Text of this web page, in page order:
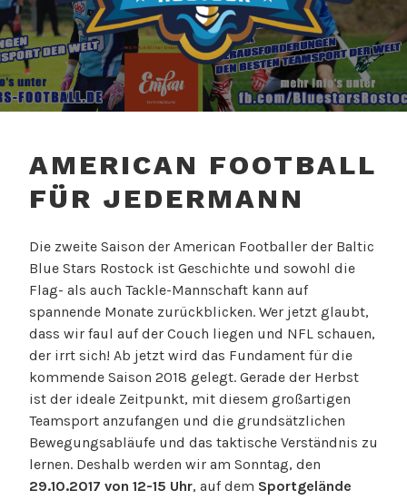
BALTIC BLUE STARS
FOOTBALL
AMERICAN FOOTBALL
FÜR JEDERMANN
Die zweite Saison der American Footballer der Baltic
Blue Stars Rostock ist Geschichte und sowohl die
Flag- als auch Tackle-Mannschaft kann auf
spannende Monate zurückblicken. Wer jetzt glaubt,
dass wir faul auf der Couch liegen und NFL schauen,
der irrt sich! Ab jetzt wird das Fundament für die
kommende Saison 2018 gelegt. Gerade der Herbst
ist der ideale Zeitpunkt, mit diesem großartigen
Teamsport anzufangen und die grundsätzlichen
Bewegungsabläufe und das taktische Verständnis zu
lernen. Deshalb werden wir am Sonntag, den
29.10.2017 von 12-15 Uhr, auf dem Sportgelände